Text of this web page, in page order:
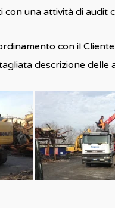
una attività di audit
con il
descrizione delle